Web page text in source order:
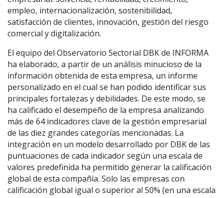
empleo, internacionalización, sostenibilidad,
satisfacción de clientes, innovación, gestión del riesgo
comercial y digitalización.
El equipo del Observatorio Sectorial DBK de INFORMA
ha elaborado, a partir de un análisis minucioso de la
información obtenida de esta empresa, un informe
personalizado en el cual se han podido identificar sus
principales fortalezas y debilidades. De este modo, se
ha calificado el desempeño de la empresa analizando
más de 64 indicadores clave de la gestión empresarial
de las diez grandes categorías mencionadas. La
integración en un modelo desarrollado por DBK de las
puntuaciones de cada indicador según una escala de
valores predefinida ha permitido generar la calificación
global de esta compañía. Solo las empresas con
calificación global igual o superior al 50% (en una escala